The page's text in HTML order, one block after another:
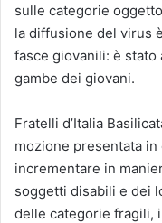
sulle categorie
la diffusione del virus
fasce giovanili: è
gambe dei giovani.
Fratelli d’Italia
mozione presentata
incrementare in
soggetti disabili e dei
delle categorie fragili,